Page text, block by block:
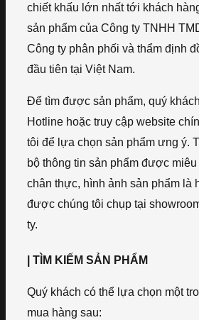
chiết khấu lớn nhất tới khách
sản phẩm của Công ty TNHH
Công ty phân phối và thẩm định
đầu tiên tại Việt Nam.
Để tìm được sản phẩm, quý
Hotline hoặc truy cập website
tôi để lựa chọn sản phẩm ưng ý.
bộ thông tin sản phẩm được
chân thực, hình ảnh sản phẩm là
được chúng tôi chụp tại
ty.
| TÌM KIẾM SẢN PHẨM
Quý khách có thể lựa chọn một
mua hàng sau: